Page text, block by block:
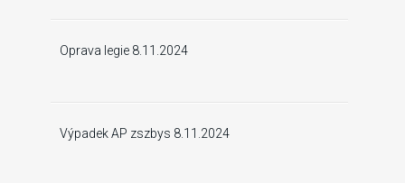
Oprava legie 8.11.2024
Výpadek AP zszbys 8.11.2024